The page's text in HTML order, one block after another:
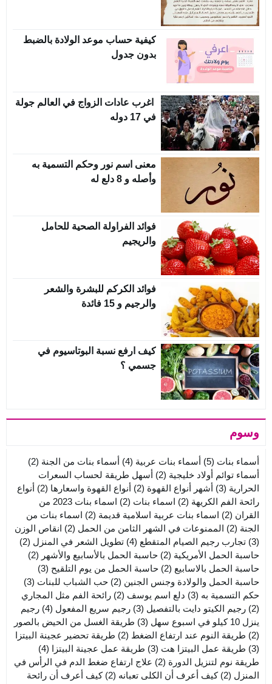
كيفية حساب موعد الولادة بالضبط
بدون جدول
اغرب عادات الزواج في العالم جولة
في 17 دوله
معنى اسم نور وحكم التسمية به
وأصله و 8 دلع له
فوائد الفراولة الصحية للحامل
والريجيم
فوائد الكركم للبشرة والشعر
والرجيم و 15 فائدة
كيف ارفع نسبة البوتاسيوم في
جسمي ؟
وسوم
أسماء بنات (5) أسماء بنات عربية (4) أسماء بنات من الجنة (2)
أسماء توائم أولاد خليجية (2)
أسهل طريقة لحساب السعرات
الحرارية (3) أشهر أنواع القهوة (2) أنواع القهوة واسعارها (2)
أنواع
رائحة الفم الكريهة (2) اسماء بنات (2)
اسماء بنات 2023 من
القران (2) اسماء بنات عربية اسلامية قديمة (2)
اسماء بنات من
الجنة (2) الممنوعات في الشهر الثامن من الحمل (2)
انقاص الوزن
(3)
تجارب رجيم الصيام المتقطع (4) تطويل الشعر في المنزل (2)
حاسبة الحمل الأمريكية (2) حاسبة الحمل بالأسابيع والأشهر (2)
حاسبة الحمل بالاسابيع (2) حاسبة الحمل من يوم التلقيح (3)
حاسبة الحمل والولادة وجنس الجنين (2) حب الشباب للبنات (3)
حكم التسمية به (3) دلع اسم يوسف (2)
رائحة الفم مثل المجاري
(2)
رجيم الكيتو دايت بالتفصيل (3) رجيم سريع المفعول (4)
رجيم
ينزل 10 كيلو في اسبوع سهل
(3)
طريقة الغسل من الحيض بالصور
(2)
طريقة النوم عند ارتفاع الضغط (2)
طريقة تحضير عجينة البيتزا
(3)
طريقة عمل البيتزا هت (3) طريقة عمل عجينة البيتزا (4)
طريقة نوم لتنزيل الدورة (2)
علاج ارتفاع ضغط الدم في الرأس في
المنزل (2) كيف أعرف أن الكلى تعبانه (2)
كيف أعرف أن رائحة